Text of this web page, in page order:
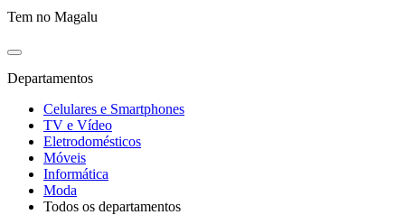
Tem no Magalu
Departamentos
Celulares e Smartphones
TV e Vídeo
Eletrodomésticos
Móveis
Informática
Moda
Todos os departamentos